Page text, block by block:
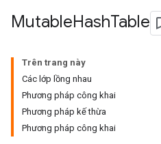
MutableHashTable
Trên trang này
Các lớp lồng nhau
Phương pháp công khai
Phương pháp kế thừa
Phương pháp công khai